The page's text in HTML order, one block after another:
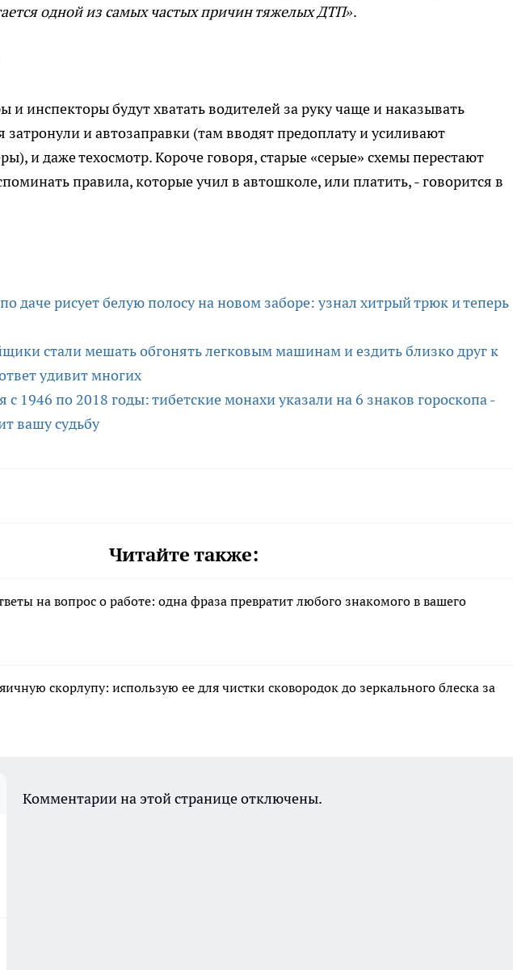
одной из самых частых причин тяжелых ДТП».
и инспекторы будут хватать водителей за руку чаще и наказывать
и автозаправки (там вводят предоплату и усиливают
и даже техосмотр. Короче говоря, старые «серые» схемы перестают
правила, которые учил в автошколе, или платить, - говорится в
даче рисует белую полосу на новом заборе: узнал хитрый трюк и теперь
стали мешать обгонять легковым машинам и ездить близко друг к
удивит многих
с 1946 по 2018 годы: тибетские монахи указали на 6 знаков гороскопа -
вашу судьбу
Читайте также:
на вопрос о работе: одна фраза превратит любого знакомого в вашего
скорлупу: использую ее для чистки сковородок до зеркального блеска за
Комментарии на этой странице отключены.